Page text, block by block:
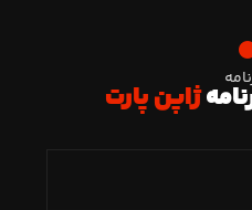
ژاپن پارت